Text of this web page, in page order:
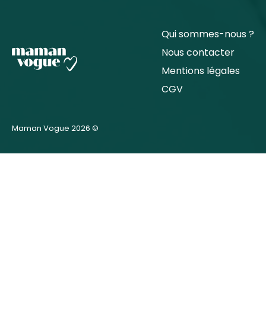
Qui sommes-nous ?
Nous contacter
Mentions légales
CGV
Maman Vogue 2026 ©